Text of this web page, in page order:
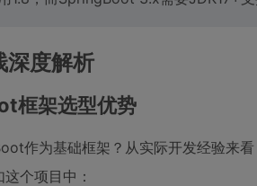
深度解析
框架选型优势
作为基础框架？从实际开发经验来
个项目中：